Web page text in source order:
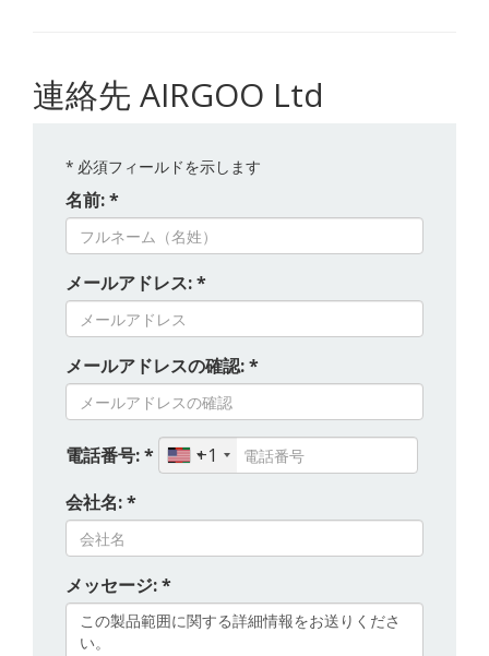
連絡先 AIRGOO Ltd
* 必須フィールドを示します
名前: *
メールアドレス: *
メールアドレスの確認: *
電話番号: *
+1
会社名: *
メッセージ: *